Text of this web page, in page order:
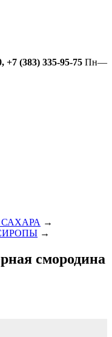
+7 (383) 335-95-75 Пн—
→
→
смородина